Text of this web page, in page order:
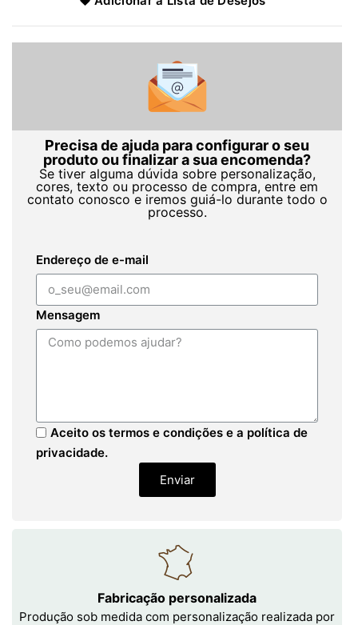
Precisa de ajuda para configurar o seu
produto ou finalizar a sua encomenda?
Se tiver alguma dúvida sobre personalização,
cores, texto ou processo de compra, entre em
contato conosco e iremos guiá-lo durante todo o
processo.
Endereço de e-mail
Mensagem
Aceito os termos e condições e a política de
privacidade.
Enviar
Fabricação personalizada
Produção sob medida com personalização realizada por